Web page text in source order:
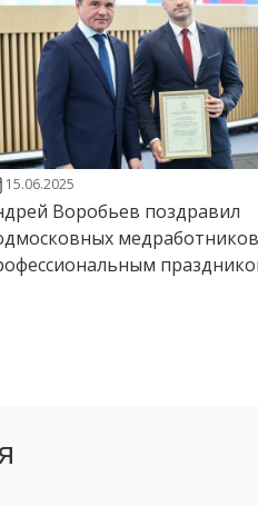
15.06.2025
Воробьев поздравил